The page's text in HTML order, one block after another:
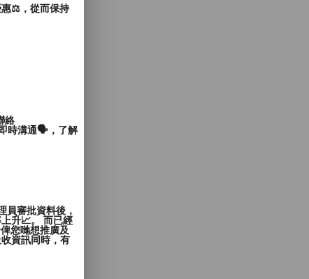
惠⚖️，從而保持
絡
時溝通🗣️，了解
員審批資料後，
升📈。 而已經
您哋想推廣及
資訊同時，有